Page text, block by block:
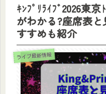
ｷﾝﾌﾟﾘﾗｲﾌﾞ2026東
がわかる?座席表
すすめも紹介
ライブ最新情報